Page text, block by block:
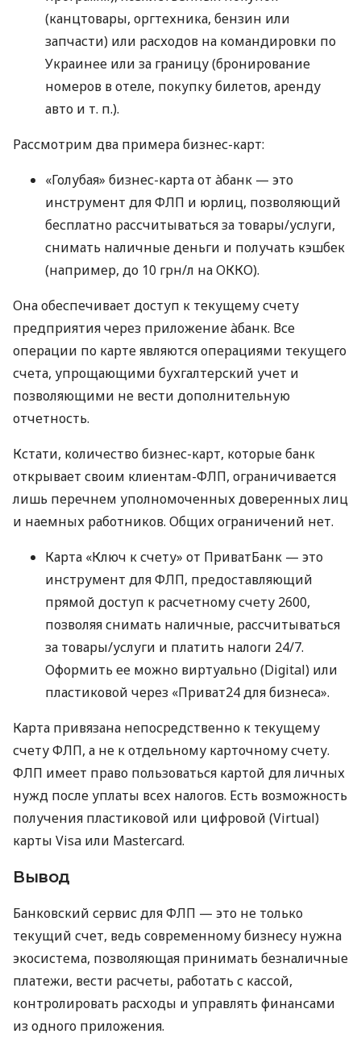
(канцтовары, оргтехника, бензин или
запчасти) или расходов на командировки по
Украинее или за границу (бронирование
номеров в отеле, покупку билетов, аренду
авто и т. п.).
Рассмотрим два примера бизнес-карт:
«Голубая» бизнес-карта от àбанк — это
инструмент для ФЛП и юрлиц, позволяющий
бесплатно рассчитываться за товары/услуги,
снимать наличные деньги и получать кэшбек
(например, до 10 грн/л на ОККО).
Она обеспечивает доступ к текущему счету
предприятия через приложение àбанк. Все
операции по карте являются операциями текущего
счета, упрощающими бухгалтерский учет и
позволяющими не вести дополнительную
отчетность.
Кстати, количество бизнес-карт, которые банк
открывает своим клиентам-ФЛП, ограничивается
лишь перечнем уполномоченных доверенных лиц
и наемных работников. Общих ограничений нет.
Карта «Ключ к счету» от ПриватБанк — это
инструмент для ФЛП, предоставляющий
прямой доступ к расчетному счету 2600,
позволяя снимать наличные, рассчитываться
за товары/услуги и платить налоги 24/7.
Оформить ее можно виртуально (Digital) или
пластиковой через «Приват24 для бизнеса».
Карта привязана непосредственно к текущему
счету ФЛП, а не к отдельному карточному счету.
ФЛП имеет право пользоваться картой для личных
нужд после уплаты всех налогов. Есть возможность
получения пластиковой или цифровой (Virtual)
карты Visa или Mastercard.
Вывод
Банковский сервис для ФЛП — это не только
текущий счет, ведь современному бизнесу нужна
экосистема, позволяющая принимать безналичные
платежи, вести расчеты, работать с кассой,
контролировать расходы и управлять финансами
из одного приложения.